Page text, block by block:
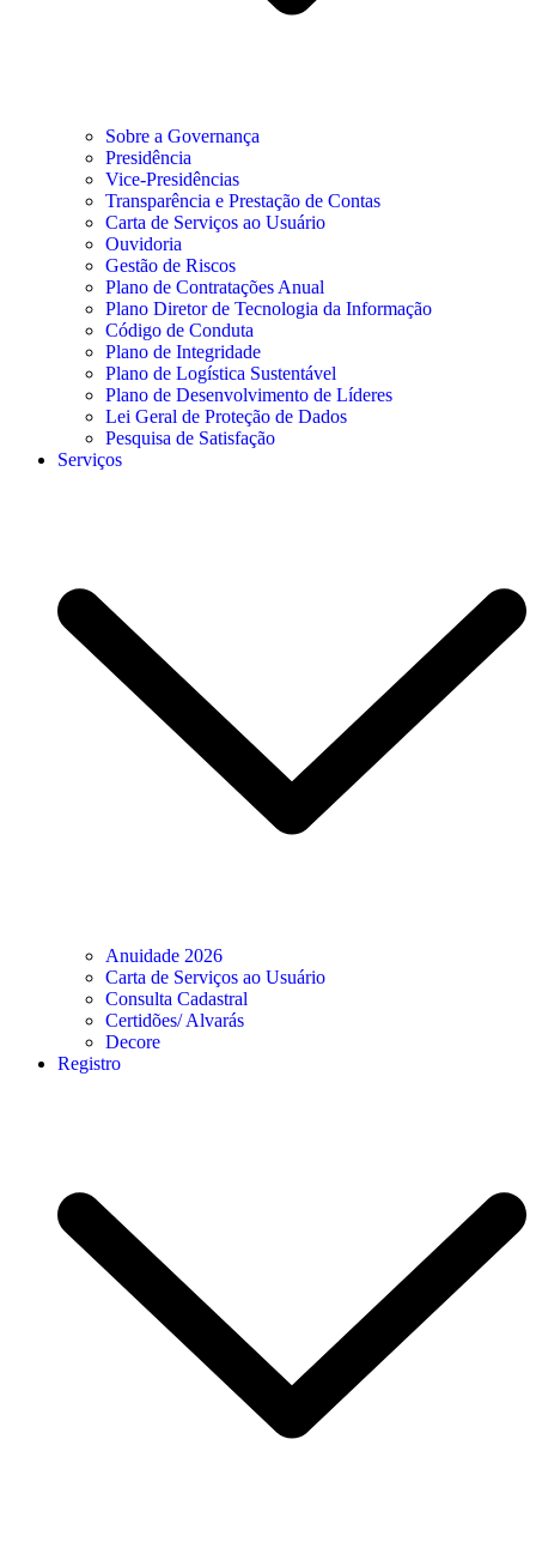
Sobre a Governança
Presidência
Vice-Presidências
Transparência e Prestação de Contas
Carta de Serviços ao Usuário
Ouvidoria
Gestão de Riscos
Plano de Contratações Anual
Plano Diretor de Tecnologia da Informação
Código de Conduta
Plano de Integridade
Plano de Logística Sustentável
Plano de Desenvolvimento de Líderes
Lei Geral de Proteção de Dados
Pesquisa de Satisfação
Serviços
Anuidade 2026
Carta de Serviços ao Usuário
Consulta Cadastral
Certidões/ Alvarás
Decore
Registro